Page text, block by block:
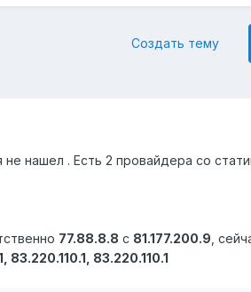
Создать тему
нашел . Есть 2 провайдера со
77.88.8.8 с 81.177.200.9 ,
83.220.110.1